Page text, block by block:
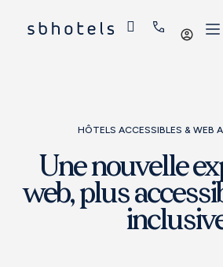
Se
HÔTELS ACCESSIBLES & WEB
Une nouvelle
web, plus